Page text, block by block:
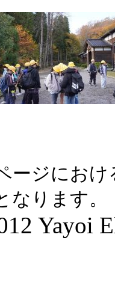
ージにお
なります。
Yayoi